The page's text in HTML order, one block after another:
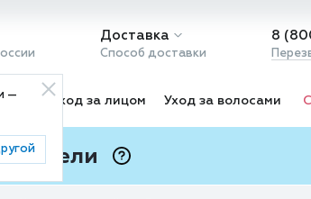
—
Доставка
Способ доставки
8
Уход за лицом Уход за волосами
Подели